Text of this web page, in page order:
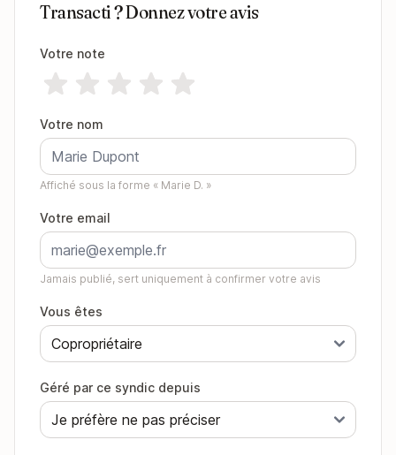
Transacti ? Donnez votre avis
Votre note
Votre nom
Affiché sous la forme « Marie D. »
Votre email
Jamais publié, sert uniquement à confirmer votre avis
Vous êtes
Géré par ce syndic depuis